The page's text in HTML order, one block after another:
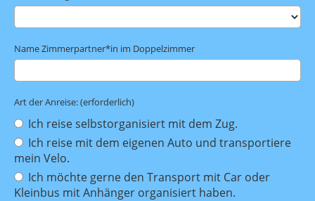
Name Zimmerpartner*in im Doppelzimmer
Art der Anreise: (erforderlich)
Ich reise selbstorganisiert mit dem Zug.
Ich reise mit dem eigenen Auto und transportiere
mein Velo.
Ich möchte gerne den Transport mit Car oder
Kleinbus mit Anhänger organisiert haben.